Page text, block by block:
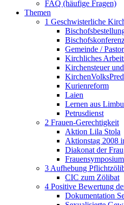
FAQ (häufige Fragen)
Themen
1 Geschwisterliche
Gemeinde /
Kirchliches
Kirchensteuer
Kurienreform
Laien
Lernen aus
Petrusdienst
2 Frauen-Gerechtigkeit
Aktion Lila Stola
Aktionstag 2008
Diakonat der Frau
3 Aufhebung
CIC zum Zölibat
4 Positive Bewertung
Dokumentation